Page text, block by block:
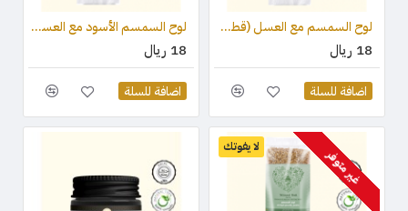
لوح السمسم مع العسل (قطعة واحدة ) 75 جرام
18 ريال
اضافة للسلة
لوح السمسم الأسود مع العسل (قطعة واحدة) 75 جرام
18 ريال
اضافة للسلة
لا يفوتك
غير متوفر